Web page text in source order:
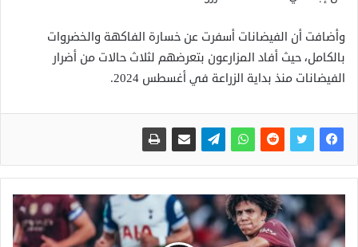
وأضافت أن الفيضانات أسفرت عن خسارة الفاكهة والخضروات
بالكامل، حيث أفاد المزارعون بتعرضهم لثلاث حالات من أضرار
الفيضانات منذ بداية الزراعة في أغسطس 2024.